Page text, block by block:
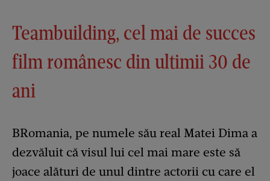
Teambuilding, cel mai de succes
film românesc din ultimii 30 de
ani
BRomania, pe numele său real Matei Dima a
dezvăluit că visul lui cel mai mare este să
joace alături de unul dintre actorii cu care el